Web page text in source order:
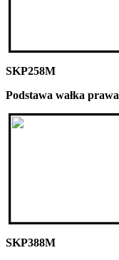
SKP258M
Podstawa wałka prawa
SKP388M